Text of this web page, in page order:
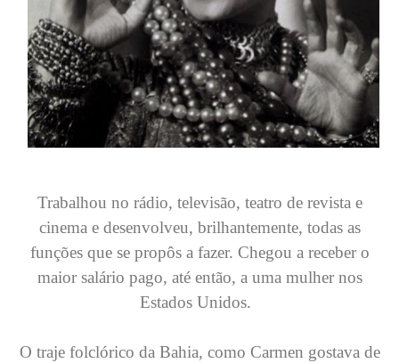
Trabalhou no rádio, televisão, teatro de revista e
cinema e desenvolveu, brilhantemente, todas as
funções que se propôs a fazer. Chegou a receber o
maior salário pago, até então, a uma mulher nos
Estados Unidos.
O traje folclórico da Bahia, como Carmen gostava de